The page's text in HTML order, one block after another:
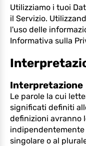
Utilizziamo i tuoi
il Servizio.
l'uso delle
Informativa sulla
Interpretazione
Le parole la cui
significati definiti
definizioni avranno
singolare o al